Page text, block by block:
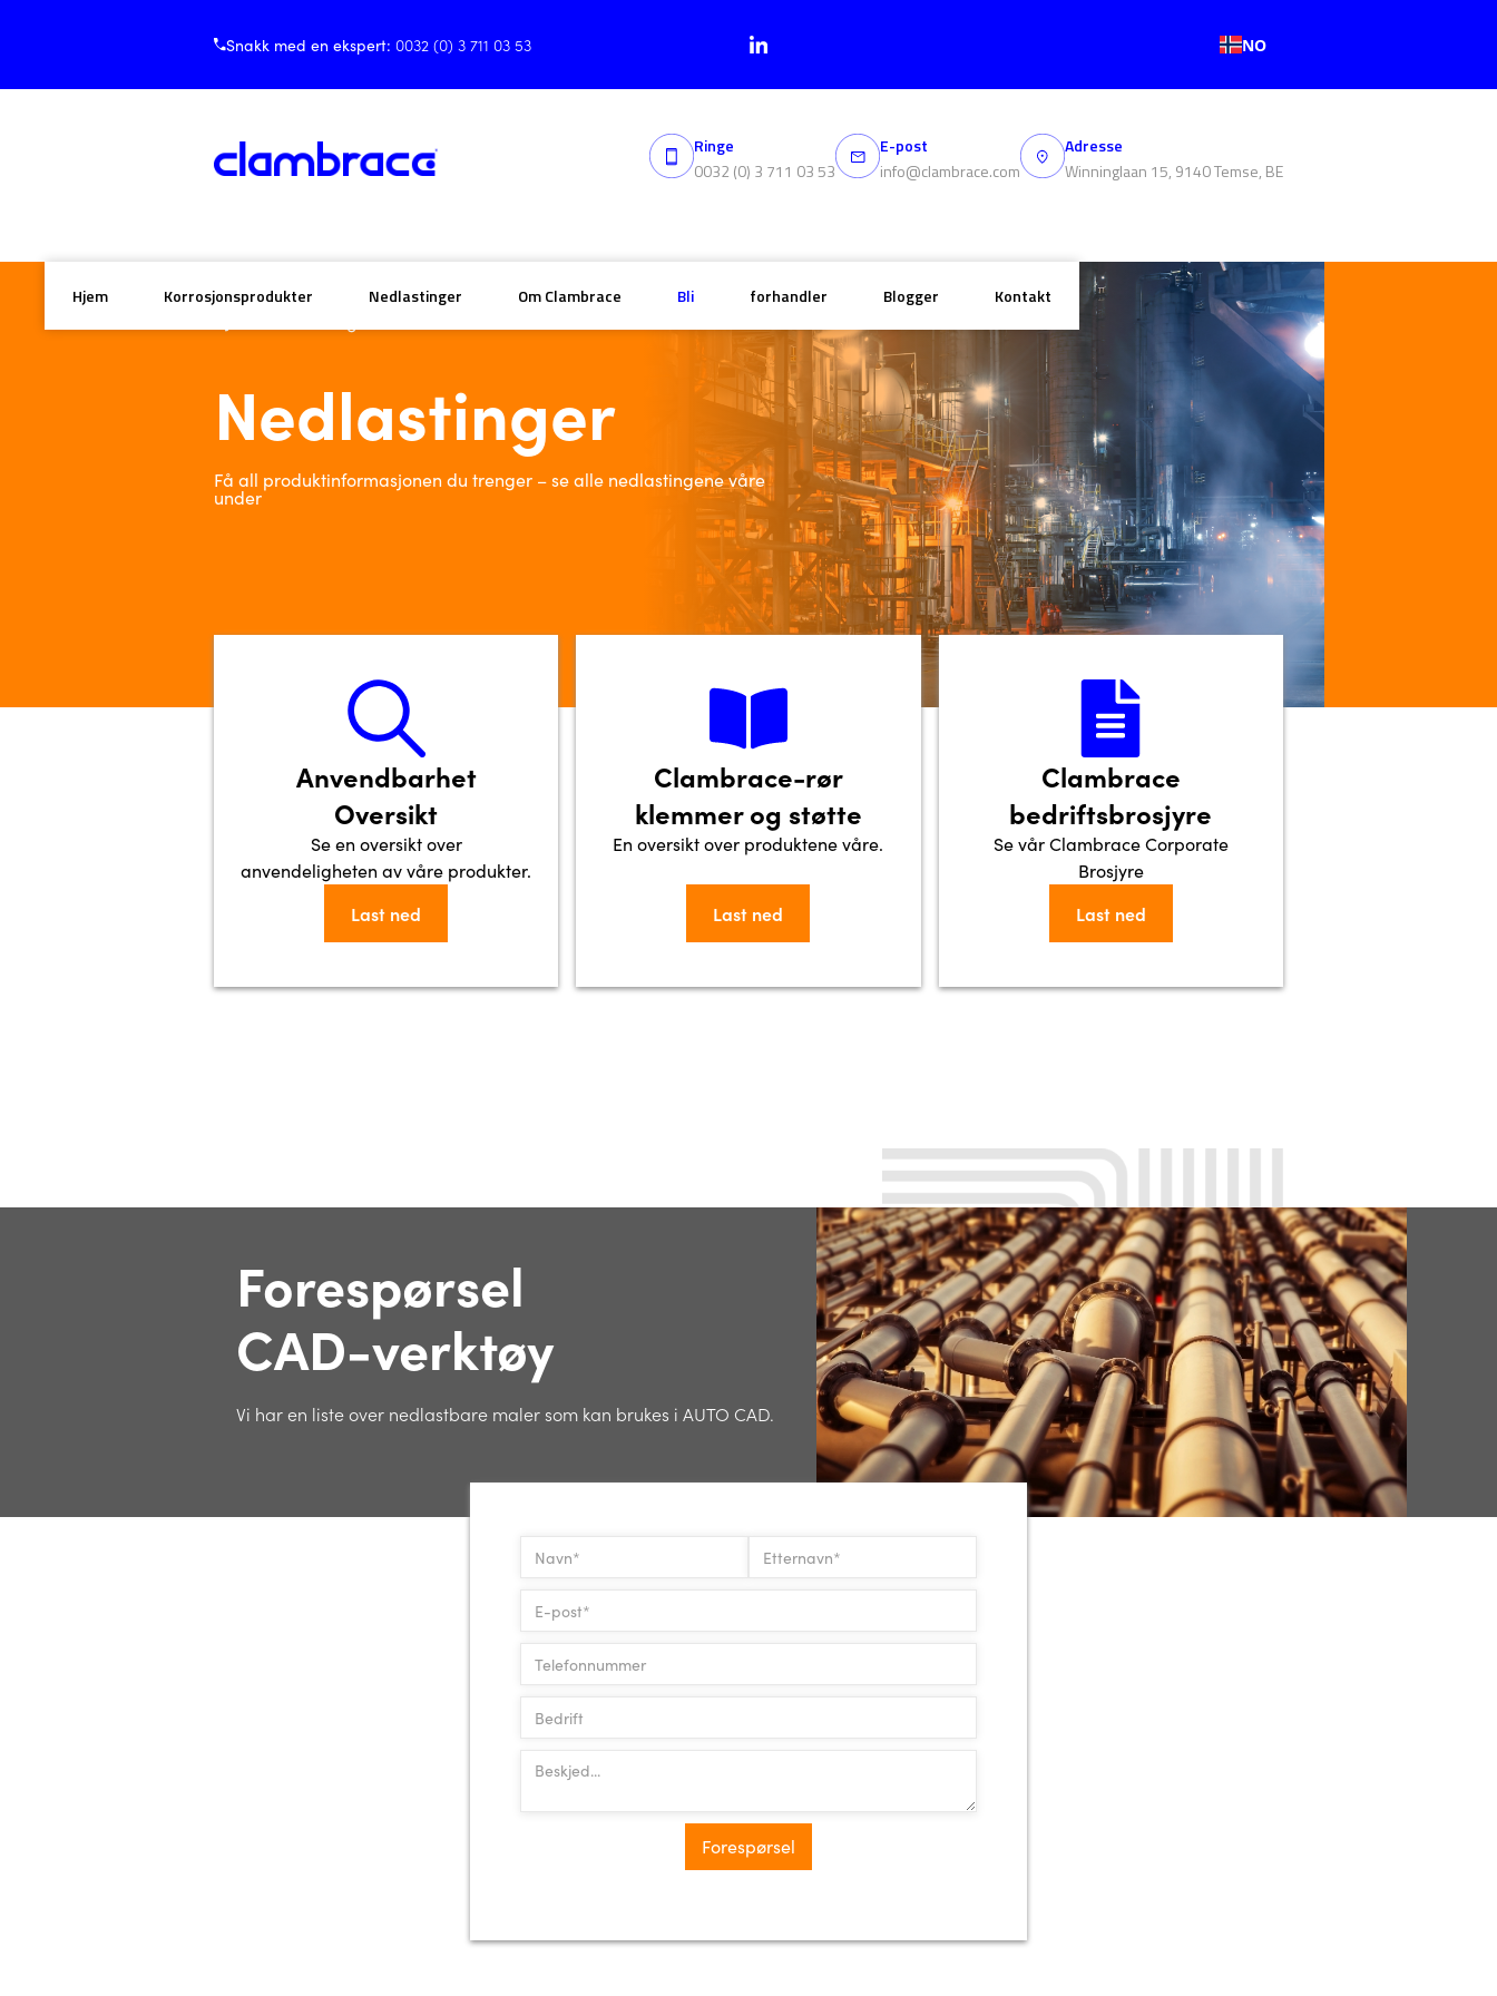
Snakk med en ekspert:0032 (0) 3 711 03 53 NO
Ringe
0032 (0) 3 711 03 53
E-post
info@clambrace.com
Adresse
Winninglaan 15, 9140 Temse, BE
Hjem Korrosjonsprodukter Nedlastinger Om Clambrace Bli forhandler Blogger
Kontakt
Nedlastinger
Få all produktinformasjonen du trenger – se alle nedlastingene våre
under
Anvendbarhet
Oversikt
Se en oversikt over
anvendeligheten av våre produkter.
Last ned
Clambrace-rør
klemmer og støtte
En oversikt over produktene våre.
Last ned
Clambrace
bedriftsbrosjyre
Se vår Clambrace Corporate
Brosjyre
Last ned
Forespørsel
CAD-verktøy
Vi har en liste over nedlastbare maler som kan brukes i AUTO CAD.